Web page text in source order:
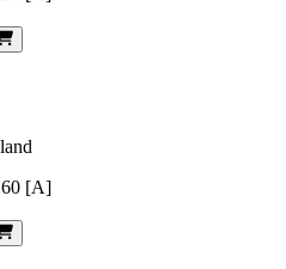
[A]